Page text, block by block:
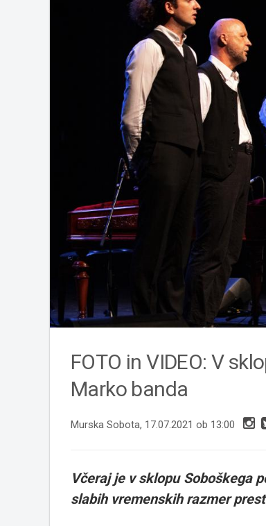
FOTO in VIDEO: V
Marko banda
Murska Sobota, 17.07.2021 ob 13:00
Včeraj je v sklopu Soboškega
slabih vremenskih razmer